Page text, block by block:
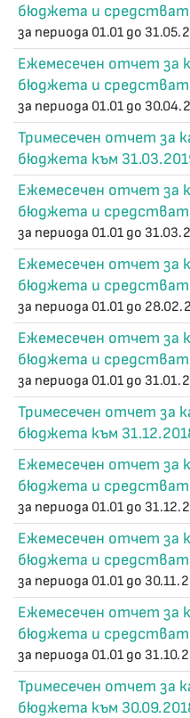
бюджета и
за периода 01.01 до
Ежемесечен отчет за
бюджета и
за периода 01.01 до
Тримесечен отчет за
бюджета към
Ежемесечен отчет за
бюджета и
за периода 01.01 до
Ежемесечен отчет за
бюджета и
за периода 01.01 до
Ежемесечен отчет за
бюджета и
за периода 01.01 до
Тримесечен отчет за
бюджета към
Ежемесечен отчет за
бюджета и
за периода 01.01 до
Ежемесечен отчет за
бюджета и
за периода 01.01 до
Ежемесечен отчет за
бюджета и
за периода 01.01 до
Тримесечен отчет за
бюджета към